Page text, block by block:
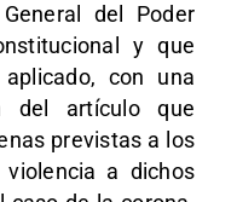
del Poder
y que
con una
del artículo que
previstas a los
a dichos